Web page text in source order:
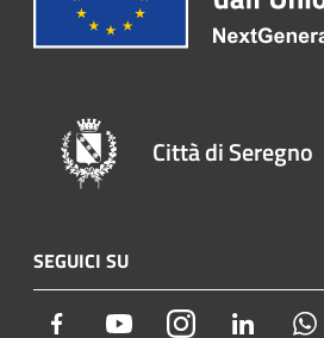
Città di Seregno
SEGUICI SU
Facebook YoutubeInstagram LinkedIn